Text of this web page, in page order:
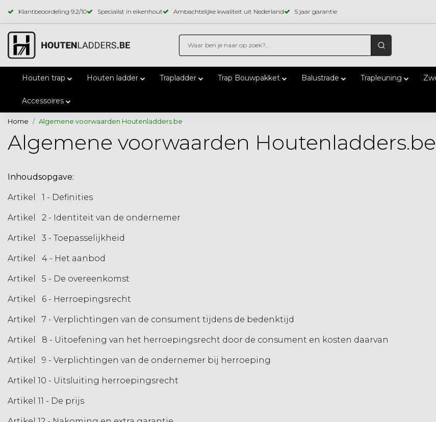
Klantbeoordeling 9.2/10 Specialist in eikenhout Ambachtelijke kwaliteit uit Nederland 5 jaar garantie
Houten trap Houten ladder Trapladder Trap Bouwpakket Balustrade Trapleuning
Accessoires
Home Algemene voorwaarden Houtenladders.be
Algemene voorwaarden Houtenladders.be
Inhoudsopgave:
Artikel 1 - Definities
Artikel 2 - Identiteit van de ondernemer
Artikel 3 - Toepasselijkheid
Artikel 4 - Het aanbod
Artikel 5 - De overeenkomst
Artikel 6 - Herroepingsrecht
Artikel 7 - Verplichtingen van de consument tijdens de bedenktijd
Artikel 8 - Uitoefening van het herroepingsrecht door de consument en kosten daarvan
Artikel 9 - Verplichtingen van de ondernemer bij herroeping
Artikel 10 - Uitsluiting herroepingsrecht
Artikel 11 - De prijs